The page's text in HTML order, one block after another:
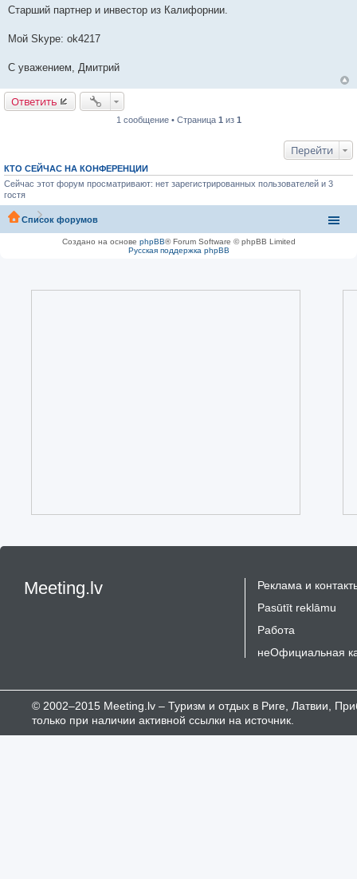
Старший партнер и инвестор из Калифорнии.
Мой Skype: ok4217
С уважением, Дмитрий
Ответить
1 сообщение • Страница 1из 1
Перейти
КТО СЕЙЧАС НА КОНФЕРЕНЦИИ
Сейчас этот форум просматривают: нет зарегистрированных пользователей и 3
гостя
Список форумов
Создано на основе phpBB® Forum Software © phpBB Limited
Русская поддержка phpBB
Meeting.lv
Реклама и
Pasūtīt reklāmu
Работа
неОфициальная
© 2002–2015 Meeting.lv – Туризм и отдых в Риге, Латвии,
только при наличии активной ссылки на источник.